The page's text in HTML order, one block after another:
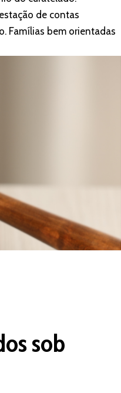
de contas
Famílias bem orientadas
sob